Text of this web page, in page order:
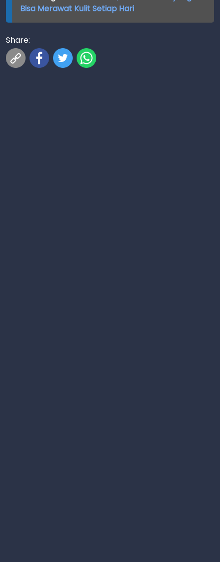
Bisa Merawat Kulit Setiap Hari
Share: